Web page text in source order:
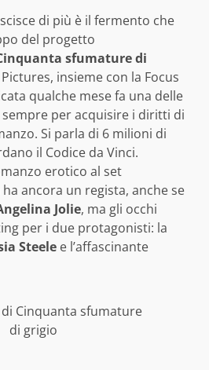
di più è il fermento che
del progetto
sfumature di
insieme con la Focus
qualche mese fa una delle
per acquisire i diritti di
Si parla di 6 milioni di
il Codice da Vinci.
erotico al set
ancora un regista, anche se
Jolie, ma gli occhi
per i due protagonisti: la
Steele e l’affascinante
Cinquanta sfumature
di grigio